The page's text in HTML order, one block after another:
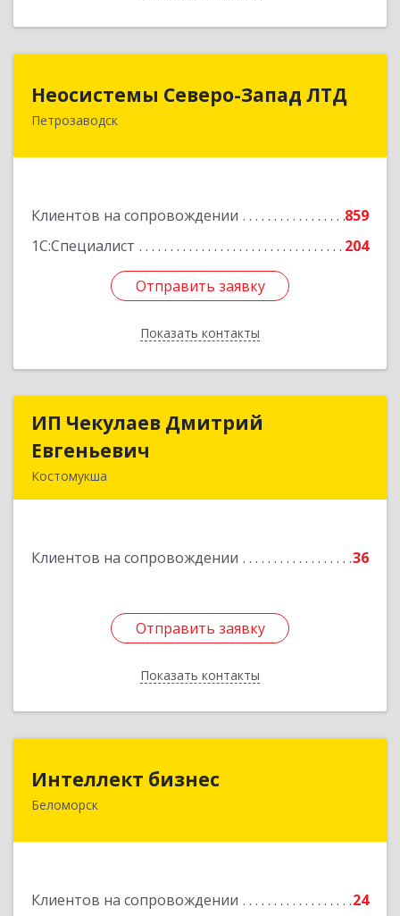
Неосистемы Северо-Запад ЛТД
Петрозаводск
Клиентов на сопровождении
859
1С:Специалист
204
Отправить заявку
Показать контакты
185001, Карелия Респ, Петрозаводск г,
Подробнее
Отправить заявку
Назад
ИП Чекулаев Дмитрий
Евгеньевич
Костомукша
Клиентов на сопровождении 36
Отправить заявку
Показать контакты
ИП Чекулаев Дмитрий
Отправить заявку
Назад
Интеллект бизнес
Беломорск
Клиентов на сопровождении 24